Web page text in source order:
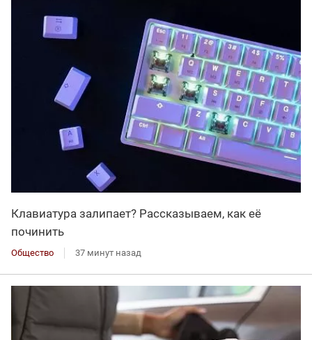
Клавиатура залипает? Рассказываем, как её
починить
Общество 37 минут назад